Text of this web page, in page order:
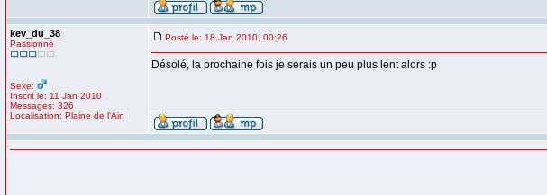
kev_du_38
Passionné
Sexe:
Inscrit le: 11 Jan 2010
Messages: 326
Localisation: Plaine de l'Ain
Posté le: 18 Jan 2010, 00:26
Désolé, la prochaine fois je serais un peu plus lent alors :p